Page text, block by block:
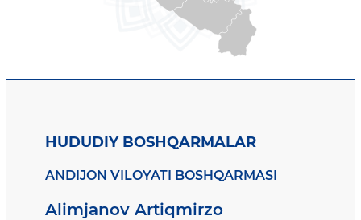
HUDUDIY BOSHQARMALAR
ANDIJON VILOYATI BOSHQARMASI
Alimjanov Artiqmirzo